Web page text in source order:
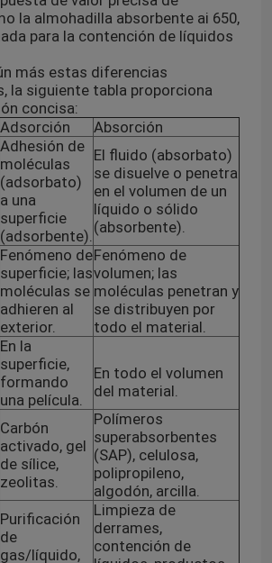
del espécimen 95kPa
95kPa
espécimen
médicos
del espécimen
la almohadilla absorbente ai 650,
para la contención de líquidos
más estas diferencias
la siguiente tabla proporciona
concisa:
Adsorción Absorción
Adhesión de
moléculas
(adsorbato)
a una
superficie
(adsorbente).
El fluido (absorbato)
se disuelve o penetra
en el volumen de un
líquido o sólido
(absorbente).
Fenómeno de
superficie; las
moléculas se
adhieren al
exterior.
Fenómeno de
volumen; las
moléculas penetran y
se distribuyen por
todo el material.
En la
superficie,
formando
una película.
En todo el volumen
del material.
Carbón
activado, gel
de sílice,
zeolitas.
Polímeros
superabsorbentes
(SAP), celulosa,
polipropileno,
algodón, arcilla.
Purificación
de
gas/líquido,
Limpieza de
derrames,
contención de